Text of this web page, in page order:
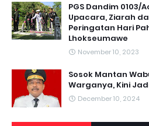
PGS Dandim 0103/
Upacara, Ziarah
Peringatan Hari
Lhokseumawe
November 10, 2023
Sosok Mantan
Warganya, Kini
December 10, 2024